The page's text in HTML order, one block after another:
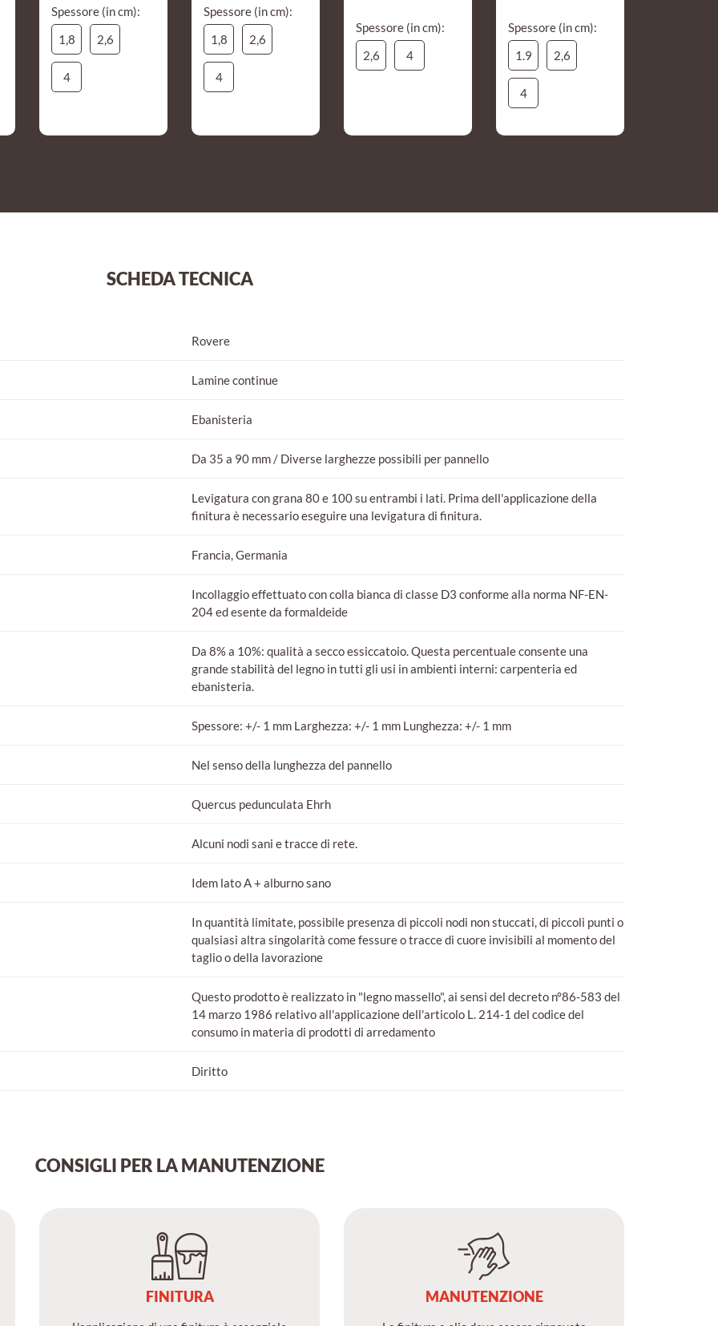
Spessore (in cm):
1,8
2,6
4
Spessore (in cm):
1,8
2,6
4
Spessore (in cm):
2,6
4
Spessore (in cm):
1.9
2,6
4
SCHEDA TECNICA
Rovere
Lamine continue
Ebanisteria
Da 35 a 90 mm / Diverse larghezze possibili per pannello
Levigatura con grana 80 e 100 su entrambi i lati. Prima dell'applicazione della
finitura è necessario eseguire una levigatura di finitura.
Francia, Germania
Incollaggio effettuato con colla bianca di classe D3 conforme alla norma NF-EN-
204 ed esente da formaldeide
Da 8% a 10%: qualità a secco essiccatoio. Questa percentuale consente una
grande stabilità del legno in tutti gli usi in ambienti interni: carpenteria ed
ebanisteria.
Spessore: +/- 1 mm Larghezza: +/- 1 mm Lunghezza: +/- 1 mm
Nel senso della lunghezza del pannello
Quercus pedunculata Ehrh
Alcuni nodi sani e tracce di rete.
Idem lato A + alburno sano
In quantità limitate, possibile presenza di piccoli nodi non stuccati, di piccoli punti o
qualsiasi altra singolarità come fessure o tracce di cuore invisibili al momento del
taglio o della lavorazione
Questo prodotto è realizzato in "legno massello", ai sensi del decreto n°86-583 del
14 marzo 1986 relativo all'applicazione dell'articolo L. 214-1 del codice del
consumo in materia di prodotti di arredamento
Diritto
CONSIGLI PER LA MANUTENZIONE
FINITURA MANUTENZIONE